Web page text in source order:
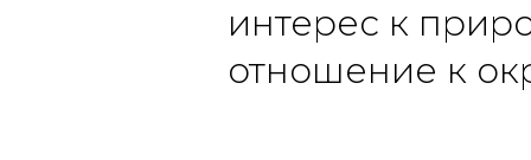
интерес к
отношение к